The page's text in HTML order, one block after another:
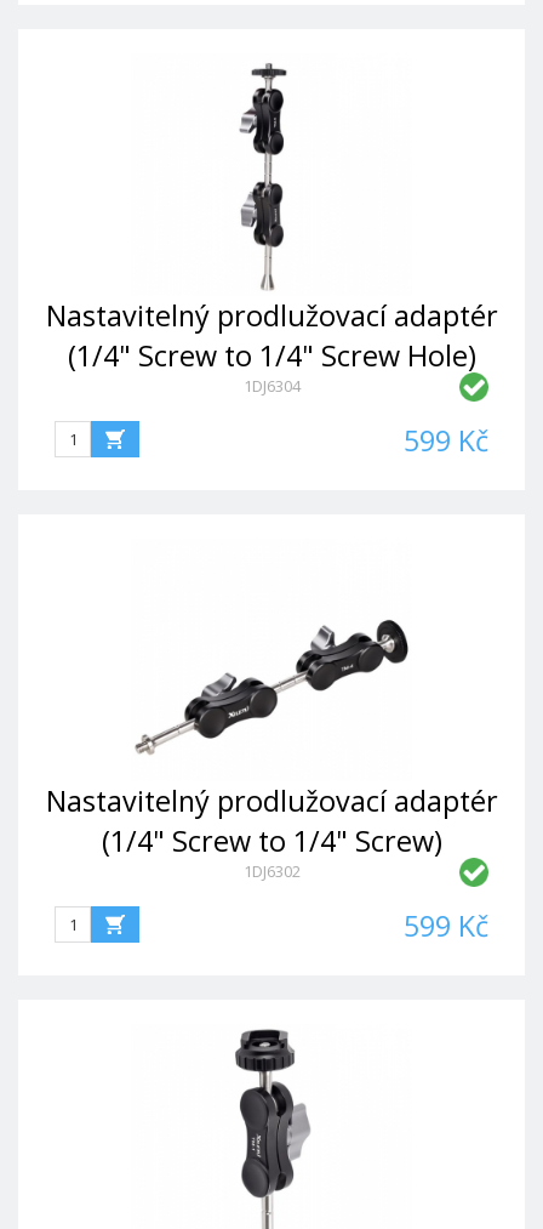
Nastavitelný prodlužovací adaptér
(1/4" Screw to 1/4" Screw Hole)
1DJ6304
599 Kč
Nastavitelný prodlužovací adaptér
(1/4" Screw to 1/4" Screw)
1DJ6302
599 Kč